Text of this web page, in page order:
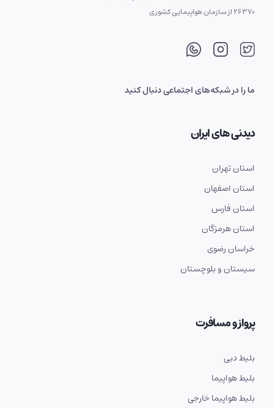
26370 از سازمان هواپیمایی کشوری
ما را در شبکه‌های اجتماعی دنبال کنید
دیدنی های ایران
استان تهران
استان اصفهان
استان فارس
استان هرمزگان
خراسان رضوی
سیستان و بلوچستان
پرواز و مسافرت
بلیط دبی
بلیط هواپیما
بلیط هواپیما خارجی